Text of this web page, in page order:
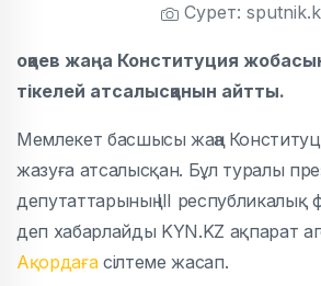
Сурет:
оқаев жаңа Конституция
тікелей атсалысқанын айтты.
Мемлекет басшысы жаңа
жазуға атсалысқан. Бұл туралы
депутаттарының ІІІ
деп хабарлайды KYN.KZ ақпарат
Ақордаға сілтеме жасап.